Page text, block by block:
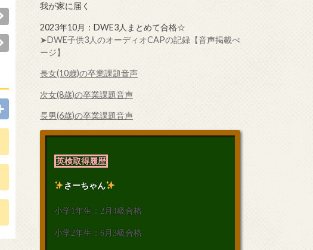
我が家に届く
2023年10月：DWE3人まとめて合格☆
➤DWE子供3人のオーディオCAPの記録【音声掲載ぺ
ージ】
長女(10歳)の卒業課題音声
次女(8歳)の卒業課題音声
長男(6歳)の卒業課題音声
英検取得履歴
さーちゃん
小学1年生：2月4級合格
小学2年生：6月3級合格